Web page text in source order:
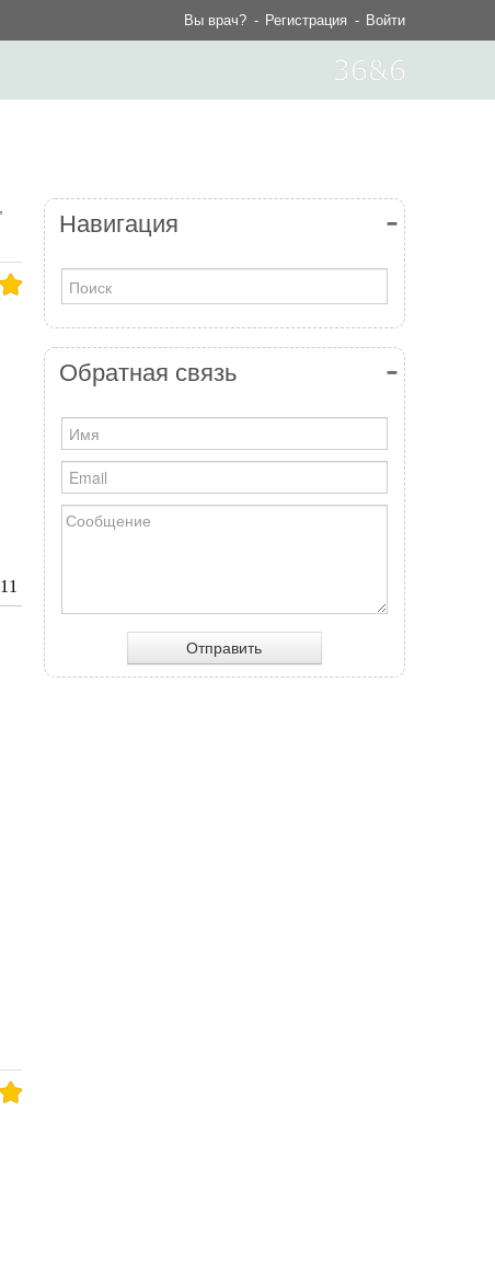
Вы врач? Регистрация Войти
11
Навигация
Обратная связь
Отправить